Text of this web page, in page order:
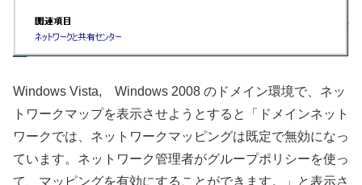
Windows Vista, Windows 2008 のドメイン環境で、ネッ
トワークマップを表示させようとすると「ドメインネット
ワークでは、ネットワークマッピングは既定で無効になっ
ています。ネットワーク管理者がグループポリシーを使っ
て、マッピングを有効にすることができます。」と表示さ